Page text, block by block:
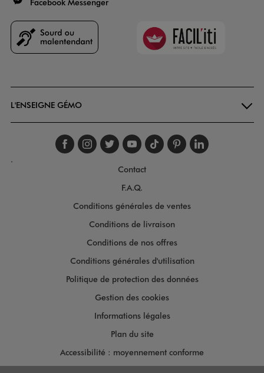
Facebook Messenger
Faciliti
L'ENSEIGNE GÉMO
Suivez-nous sur
Suivez-nous sur
Suivez-nous sur
Suivez-nous
Suivez-nous
Suivez-
.
Contact
F.A.Q.
Conditions générales de ventes
Conditions de livraison
Conditions de nos offres
Conditions générales d'utilisation
Politique de protection des données
Gestion des cookies
Informations légales
Plan du site
Accessibilité : moyennement conforme